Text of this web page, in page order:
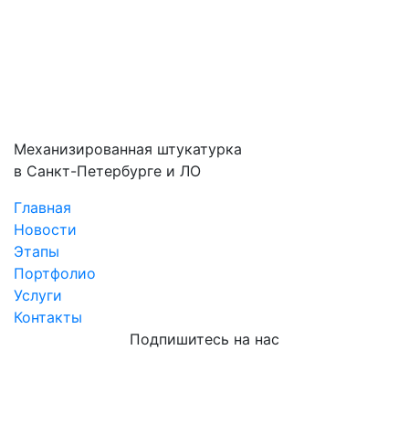
Механизированная штукатурка
в Санкт-Петербурге и ЛО
Главная
Новости
Этапы
Портфолио
Услуги
Контакты
Подпишитесь на нас